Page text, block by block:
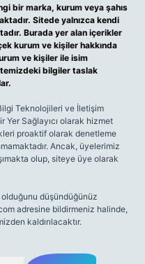
bir marka, kurum veya şahıs
Sitede yalnızca kendi
Burada yer alan içerikler
kurum ve kişiler hakkında
ve kişiler ile isim
bilgiler taslak
Teknolojileri ve İletişim
Yer Sağlayıcı olarak hizmet
proaktif olarak denetleme
Ancak, üyelerimiz
olup, siteye üye olarak
düşündüğünüz
adresine bildirmeniz halinde,
kaldırılacaktır.